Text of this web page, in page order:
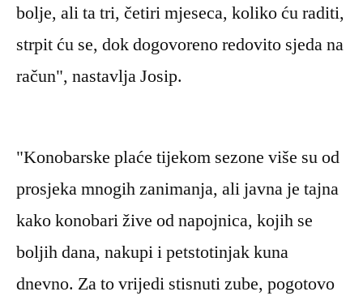
bolje, ali ta tri, četiri mjeseca, koliko ću raditi,
strpit ću se, dok dogovoreno redovito sjeda na
račun", nastavlja Josip.
"Konobarske plaće tijekom sezone više su od
prosjeka mnogih zanimanja, ali javna je tajna
kako konobari žive od napojnica, kojih se
boljih dana, nakupi i petstotinjak kuna
dnevno. Za to vrijedi stisnuti zube, pogotovo